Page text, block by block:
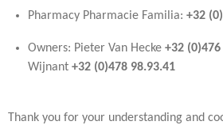
Pharmacy Pharmacie Familia: +32
Owners: Pieter Van Hecke +32
Wijnant +32 (0)478 98.93.41
Thank you for your understanding and